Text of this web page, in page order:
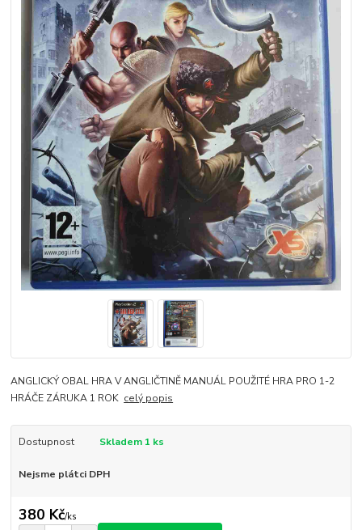
ANGLICKÝ OBAL HRA V ANGLIČTINĚ MANUÁL POUŽITÉ HRA PRO 1-2
HRÁČE ZÁRUKA 1 ROK celý popis
Dostupnost Skladem 1 ks
Nejsme plátci DPH
380 Kč/ks